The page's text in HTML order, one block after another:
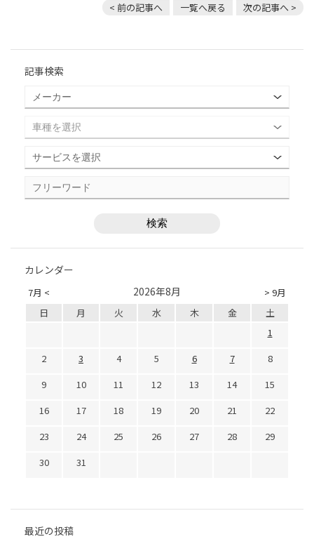
< 前の記事へ 一覧へ戻る 次の記事へ >
記事検索
カレンダー
7月 < > 9月
2026年8月
日 月 火 水 木 金
土
1
2
3 4 5 6 7
8
9
10 11 12 13 14
15
16
17 18 19 20 21
22
23
24 25 26 27 28
29
30
31
最近の投稿